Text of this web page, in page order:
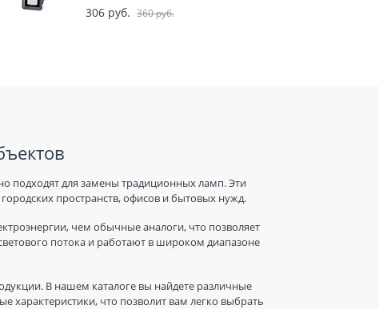
360 руб.
306 руб.
подходят для замены традиционных ламп. Эти
пространств, офисов и бытовых нужд.
чем обычные аналоги, что позволяет
потока и работают в широком диапазоне
В нашем каталоге вы найдете различные
что позволит вам легко выбрать